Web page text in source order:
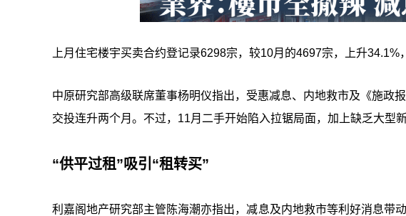
上月住宅楼宇买卖合约登记录6298宗，较10月的4697宗，上升34.1%
中原研究部高级联席董事杨明仪指出，受惠减息、内地救市及《施政
交投连升两个月。不过，11月二手开始陷入拉锯局面，加上缺乏大型
“供平过租”吸引“租转买”
利嘉阁地产研究部主管陈海潮亦指出，减息及内地救市等利好消息带